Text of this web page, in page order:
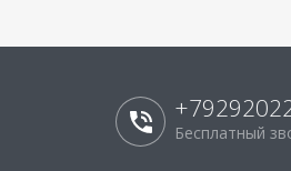
Бесплатный